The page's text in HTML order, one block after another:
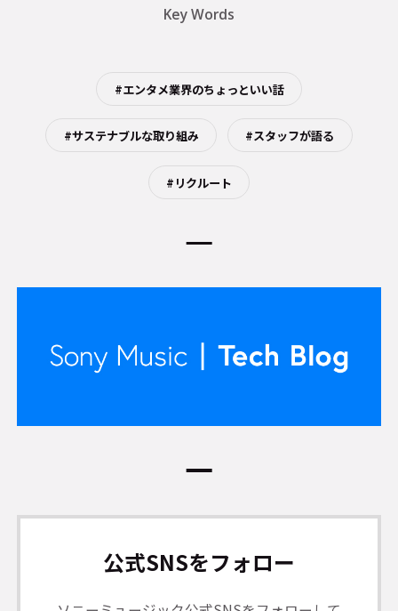
Key Words
#エンタメ業界のちょっといい話
#サステナブルな取り組み #スタッフが語る
#リクルート
公式SNSをフォロー